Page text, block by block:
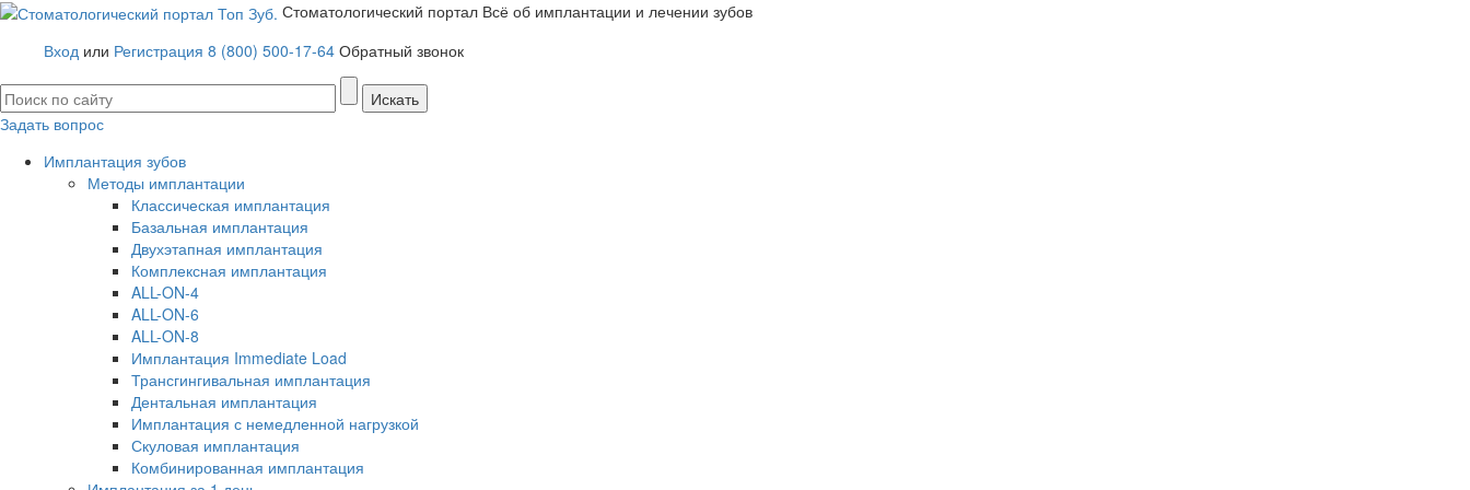
Стоматологический портал Всё об имплантации и лечении зубов
Вход или Регистрация 8 (800) 500-17-64 Обратный звонок
Задать вопрос
Имплантация зубов
Методы имплантации
Классическая имплантация
Базальная имплантация
Двухэтапная имплантация
Комплексная имплантация
ALL-ON-4
ALL-ON-6
ALL-ON-8
Имплантация Immediate Load
Трансгингивальная имплантация
Дентальная имплантация
Имплантация с немедленной нагрузкой
Скуловая имплантация
Комбинированная имплантация